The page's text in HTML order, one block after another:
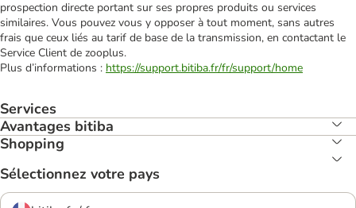
prospection directe portant sur ses propres produits ou services
similaires. Vous pouvez vous y opposer à tout moment, sans autres
frais que ceux liés au tarif de base de la transmission, en contactant le
Service Client de zooplus.
Plus d’informations : https://support.bitiba.fr/fr/support/home
Services
Avantages bitiba
Shopping
Sélectionnez votre pays